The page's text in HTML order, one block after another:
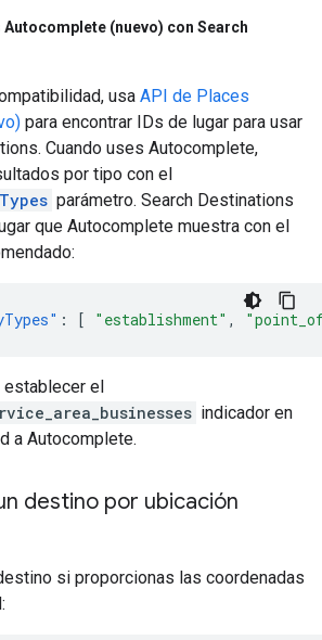
Autocomplete (nuevo) con Search
usa API de Places
para encontrar IDs de lugar para usar
Cuando uses Autocomplete,
por tipo con el
parámetro. Search Destinations
que Autocomplete muestra con el
: [ "establishment" ,
establecer el
indicador en
a Autocomplete.
destino por ubicación
si proporcionas las coordenadas